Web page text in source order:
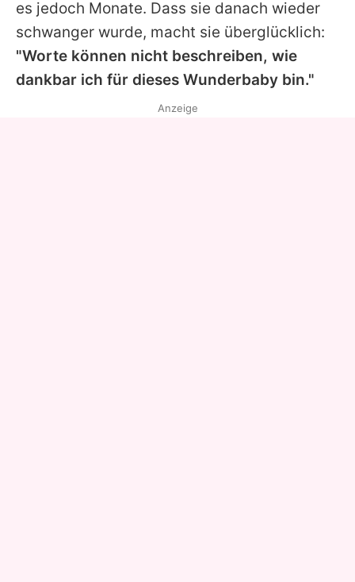
es jedoch Monate. Dass sie danach wieder
schwanger wurde, macht sie überglücklich:
"Worte können nicht beschreiben, wie
dankbar ich für dieses Wunderbaby bin."
Anzeige